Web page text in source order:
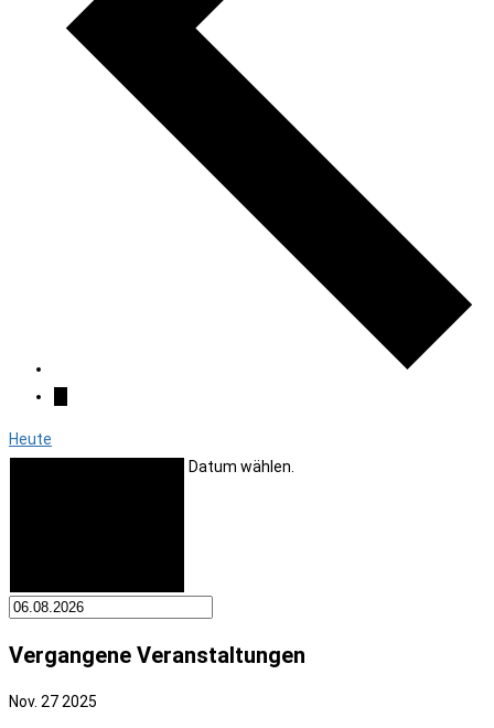
Heute
Datum wählen.
Vergangene Veranstaltungen
Nov. 272025